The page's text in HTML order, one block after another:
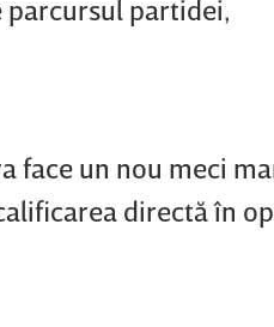
parcursul partidei,
face un nou meci
directă în